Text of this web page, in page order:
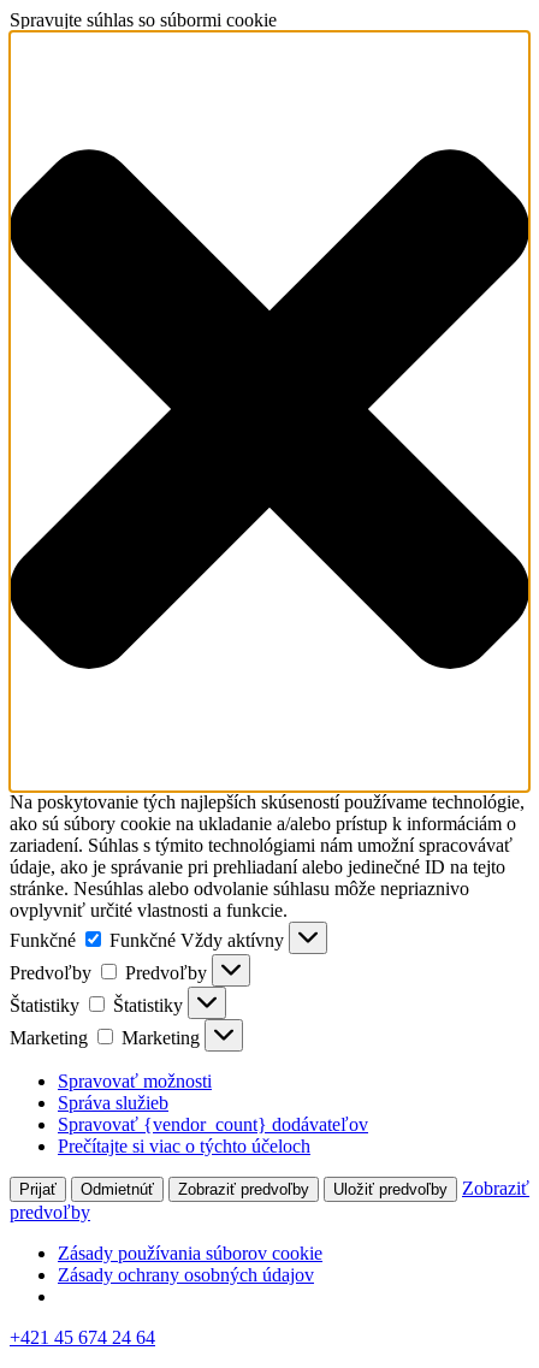
Spravujte súhlas so súbormi cookie
Na poskytovanie tých najlepších skúseností používame technológie,
ako sú súbory cookie na ukladanie a/alebo prístup k informáciám o
zariadení. Súhlas s týmito technológiami nám umožní spracovávať
údaje, ako je správanie pri prehliadaní alebo jedinečné ID na tejto
stránke. Nesúhlas alebo odvolanie súhlasu môže nepriaznivo
ovplyvniť určité vlastnosti a funkcie.
Funkčné
Funkčné Vždy aktívny
Predvoľby
Predvoľby
Štatistiky
Štatistiky
Marketing
Marketing
Spravovať možnosti
Správa služieb
Spravovať {vendor_count} dodávateľov
Prečítajte si viac o týchto účeloch
Prijať Odmietnúť Zobraziť predvoľby Uložiť predvoľby
Zobraziť
predvoľby
Zásady používania súborov cookie
Zásady ochrany osobných údajov
+421 45 674 24 64